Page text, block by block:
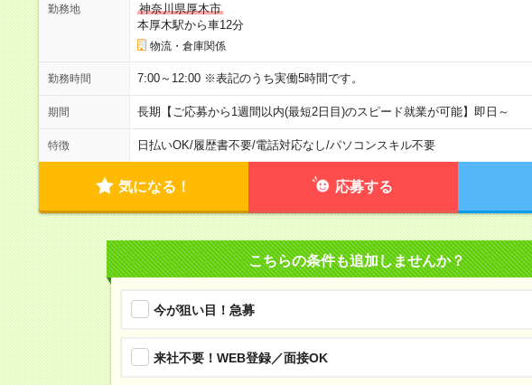
勤務地
神奈川県厚木市
本厚木駅から車12分
物流・倉庫関係
勤務時間 7:00～12:00 ※表記のうち実働5時間です。
期間 長期【ご応募から1週間以内(最短2日目)のスピード就業が可能】即日～
特徴 日払いOK/履歴書不要/電話対応なし/パソコンスキル不要
気になる！ 応募する
こちらの条件も追加しませんか？
今が狙い目！急募
来社不要！WEB登録／面接OK